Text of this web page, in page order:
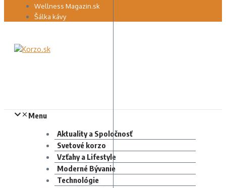
Wellness Magazin.sk
Šálka kávy
Menu
Aktuality a Spoločnosť
Svetové korzo
Vzťahy a Lifestyle
Moderné Bývanie
Technológie